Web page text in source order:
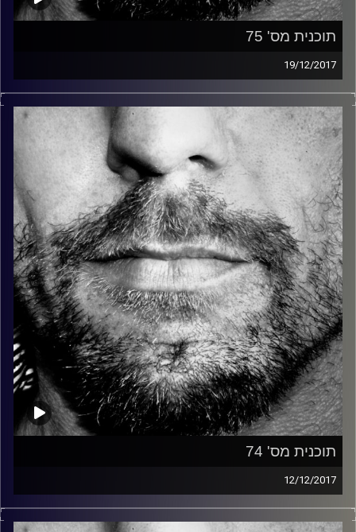
תוכנית מס' 75
19/12/2017
זיפים, מוזיקה מחוספסת של הופעות חיות. הרבה ג'אם, רוק,
בלוז, bluegrass, ג'אז, Fאנק, פרוגרסיב ואפילו אלקטרוניקה.
כל מה שחי, אמיתי ונושם.
עם שמוליק רגב.
קרדיט תמונות: David Goehring
תוכנית מס' 74
12/12/2017
זיפים, מוזיקה מחוספסת של הופעות חיות. הרבה ג'אם, רוק,
בלוז, bluegrass, ג'אז, Fאנק, פרוגרסיב ואפילו אלקטרוניקה.